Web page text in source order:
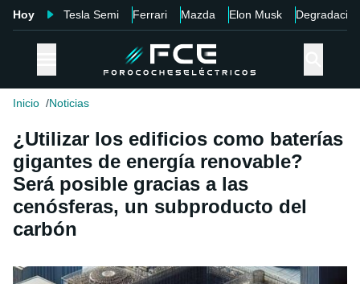
Hoy Tesla Semi Ferrari Mazda Elon Musk Degradación
Inicio Noticias
¿Utilizar los edificios como baterías
gigantes de energía renovable?
Será posible gracias a las
cenósferas, un subproducto del
carbón